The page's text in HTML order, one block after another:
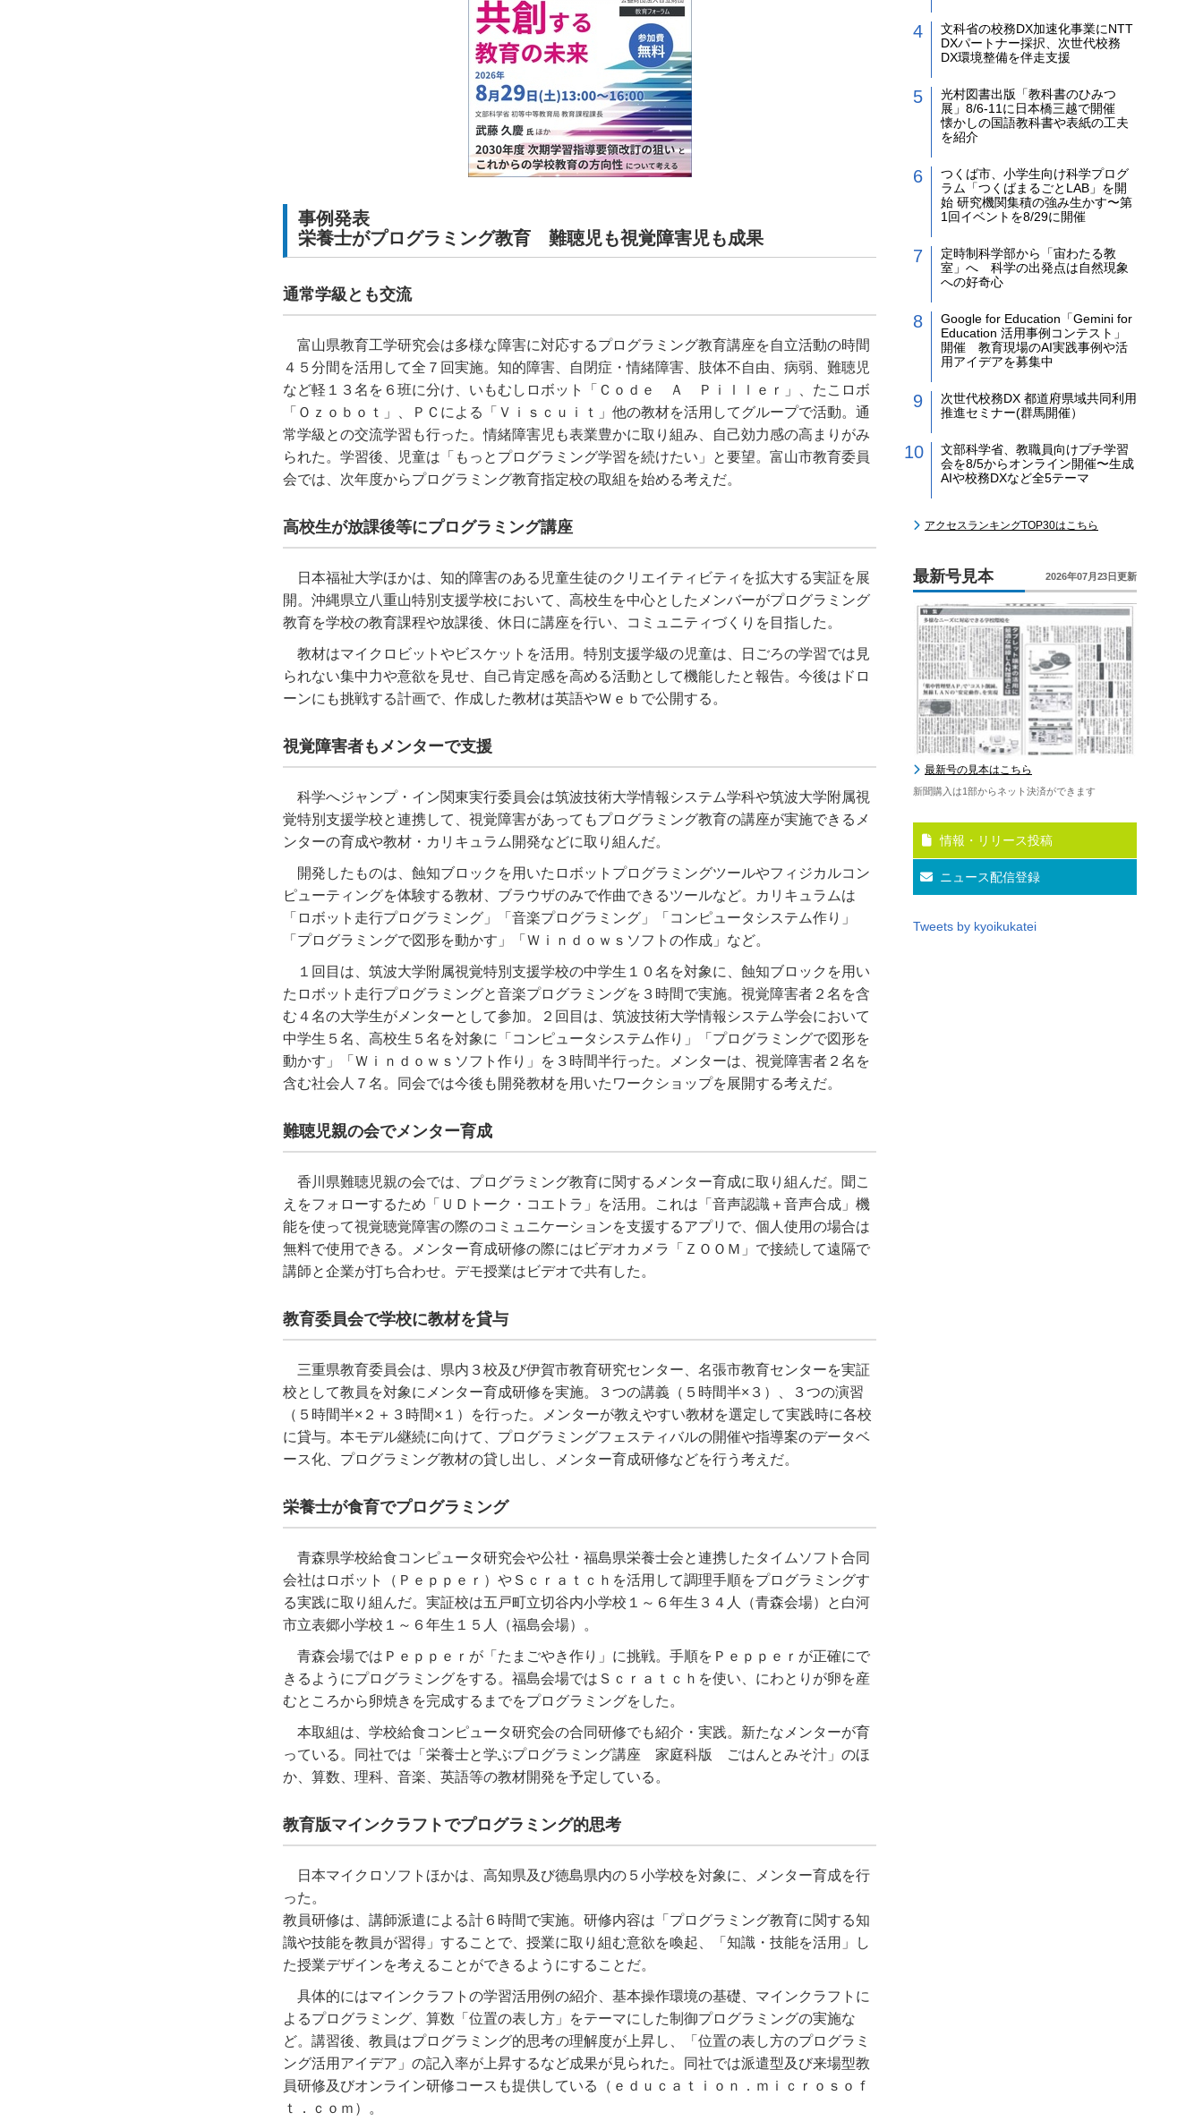
事例発表
栄養士がプログラミング教育 難聴児も視覚障害児も成果
通常学級とも交流
富山県教育工学研究会は多様な障害に対応するプログラミング教育講座を自立活動の時間
４５分間を活用して全７回実施。知的障害、自閉症・情緒障害、肢体不自由、病弱、難聴児
など軽１３名を６班に分け、いもむしロボット「Ｃｏｄｅ Ａ Ｐｉｌｌｅｒ」、たこロボ
「Ｏｚｏｂｏｔ」、ＰＣによる「Ｖｉｓｃｕｉｔ」他の教材を活用してグループで活動。通
常学級との交流学習も行った。情緒障害児も表業豊かに取り組み、自己効力感の高まりがみ
られた。学習後、児童は「もっとプログラミング学習を続けたい」と要望。富山市教育委員
会では、次年度からプログラミング教育指定校の取組を始める考えだ。
高校生が放課後等にプログラミング講座
日本福祉大学ほかは、知的障害のある児童生徒のクリエイティビティを拡大する実証を展
開。沖縄県立八重山特別支援学校において、高校生を中心としたメンバーがプログラミング
教育を学校の教育課程や放課後、休日に講座を行い、コミュニティづくりを目指した。
教材はマイクロビットやビスケットを活用。特別支援学級の児童は、日ごろの学習では見
られない集中力や意欲を見せ、自己肯定感を高める活動として機能したと報告。今後はドロ
ーンにも挑戦する計画で、作成した教材は英語やＷｅｂで公開する。
視覚障害者もメンターで支援
科学へジャンプ・イン関東実行委員会は筑波技術大学情報システム学科や筑波大学附属視
覚特別支援学校と連携して、視覚障害があってもプログラミング教育の講座が実施できるメ
ンターの育成や教材・カリキュラム開発などに取り組んだ。
開発したものは、蝕知ブロックを用いたロボットプログラミングツールやフィジカルコン
ピューティングを体験する教材、ブラウザのみで作曲できるツールなど。カリキュラムは
「ロボット走行プログラミング」「音楽プログラミング」「コンピュータシステム作り」
「プログラミングで図形を動かす」「Ｗｉｎｄｏｗｓソフトの作成」など。
１回目は、筑波大学附属視覚特別支援学校の中学生１０名を対象に、蝕知ブロックを用い
たロボット走行プログラミングと音楽プログラミングを３時間で実施。視覚障害者２名を含
む４名の大学生がメンターとして参加。２回目は、筑波技術大学情報システム学会において
中学生５名、高校生５名を対象に「コンピュータシステム作り」「プログラミングで図形を
動かす」「Ｗｉｎｄｏｗｓソフト作り」を３時間半行った。メンターは、視覚障害者２名を
含む社会人７名。同会では今後も開発教材を用いたワークショップを展開する考えだ。
難聴児親の会でメンター育成
香川県難聴児親の会では、プログラミング教育に関するメンター育成に取り組んだ。聞こ
えをフォローするため「ＵＤトーク・コエトラ」を活用。これは「音声認識＋音声合成」機
能を使って視覚聴覚障害の際のコミュニケーションを支援するアプリで、個人使用の場合は
無料で使用できる。メンター育成研修の際にはビデオカメラ「ＺＯＯＭ」で接続して遠隔で
講師と企業が打ち合わせ。デモ授業はビデオで共有した。
教育委員会で学校に教材を貸与
三重県教育委員会は、県内３校及び伊賀市教育研究センター、名張市教育センターを実証
校として教員を対象にメンター育成研修を実施。３つの講義（５時間半×３）、３つの演習
（５時間半×２＋３時間×１）を行った。メンターが教えやすい教材を選定して実践時に各校
に貸与。本モデル継続に向けて、プログラミングフェスティバルの開催や指導案のデータベ
ース化、プログラミング教材の貸し出し、メンター育成研修などを行う考えだ。
栄養士が食育でプログラミング
青森県学校給食コンピュータ研究会や公社・福島県栄養士会と連携したタイムソフト合同
会社はロボット（Ｐｅｐｐｅｒ）やＳｃｒａｔｃｈを活用して調理手順をプログラミングす
る実践に取り組んだ。実証校は五戸町立切谷内小学校１～６年生３４人（青森会場）と白河
市立表郷小学校１～６年生１５人（福島会場）。
青森会場ではＰｅｐｐｅｒが「たまごやき作り」に挑戦。手順をＰｅｐｐｅｒが正確にで
きるようにプログラミングをする。福島会場ではＳｃｒａｔｃｈを使い、にわとりが卵を産
むところから卵焼きを完成するまでをプログラミングをした。
本取組は、学校給食コンピュータ研究会の合同研修でも紹介・実践。新たなメンターが育
っている。同社では「栄養士と学ぶプログラミング講座 家庭科版 ごはんとみそ汁」のほ
か、算数、理科、音楽、英語等の教材開発を予定している。
教育版マインクラフトでプログラミング的思考
日本マイクロソフトほかは、高知県及び徳島県内の５小学校を対象に、メンター育成を行
った。
教員研修は、講師派遣による計６時間で実施。研修内容は「プログラミング教育に関する知
識や技能を教員が習得」することで、授業に取り組む意欲を喚起、「知識・技能を活用」し
た授業デザインを考えることができるようにすることだ。
具体的にはマインクラフトの学習活用例の紹介、基本操作環境の基礎、マインクラフトに
よるプログラミング、算数「位置の表し方」をテーマにした制御プログラミングの実施な
ど。講習後、教員はプログラミング的思考の理解度が上昇し、「位置の表し方のプログラミ
ング活用アイデア」の記入率が上昇するなど成果が見られた。同社では派遣型及び来場型教
員研修及びオンライン研修コースも提供している（ｅｄｕｃａｔｉｏｎ．ｍｉｃｒｏｓｏｆ
ｔ．ｃｏｍ）。
文科省の校務DX加速化事業にNTT
DXパートナー採択、次世代校務
DX環境整備を伴走支援
光村図書出版「教科書のひみつ
展」8/6-11に日本橋三越で開催
懐かしの国語教科書や表紙の工夫
を紹介
つくば市、小学生向け科学プログ
ラム「つくばまるごとLAB」を開
始 研究機関集積の強み生かす〜第
1回イベントを8/29に開催
定時制科学部から「宙わたる教
室」へ 科学の出発点は自然現象
への好奇心
Google for Education「Gemini for
Education 活用事例コンテスト」
開催 教育現場のAI実践事例や活
用アイデアを募集中
次世代校務DX 都道府県域共同利用
推進セミナー(群馬開催）
文部科学省、教職員向けプチ学習
会を8/5からオンライン開催〜生成
AIや校務DXなど全5テーマ
アクセスランキングTOP30はこちら
最新号見本 2026年07月23日更新
最新号の見本はこちら
新聞購入は1部からネット決済ができます
情報・リリース投稿
ニュース配信登録
Tweets by kyoikukatei